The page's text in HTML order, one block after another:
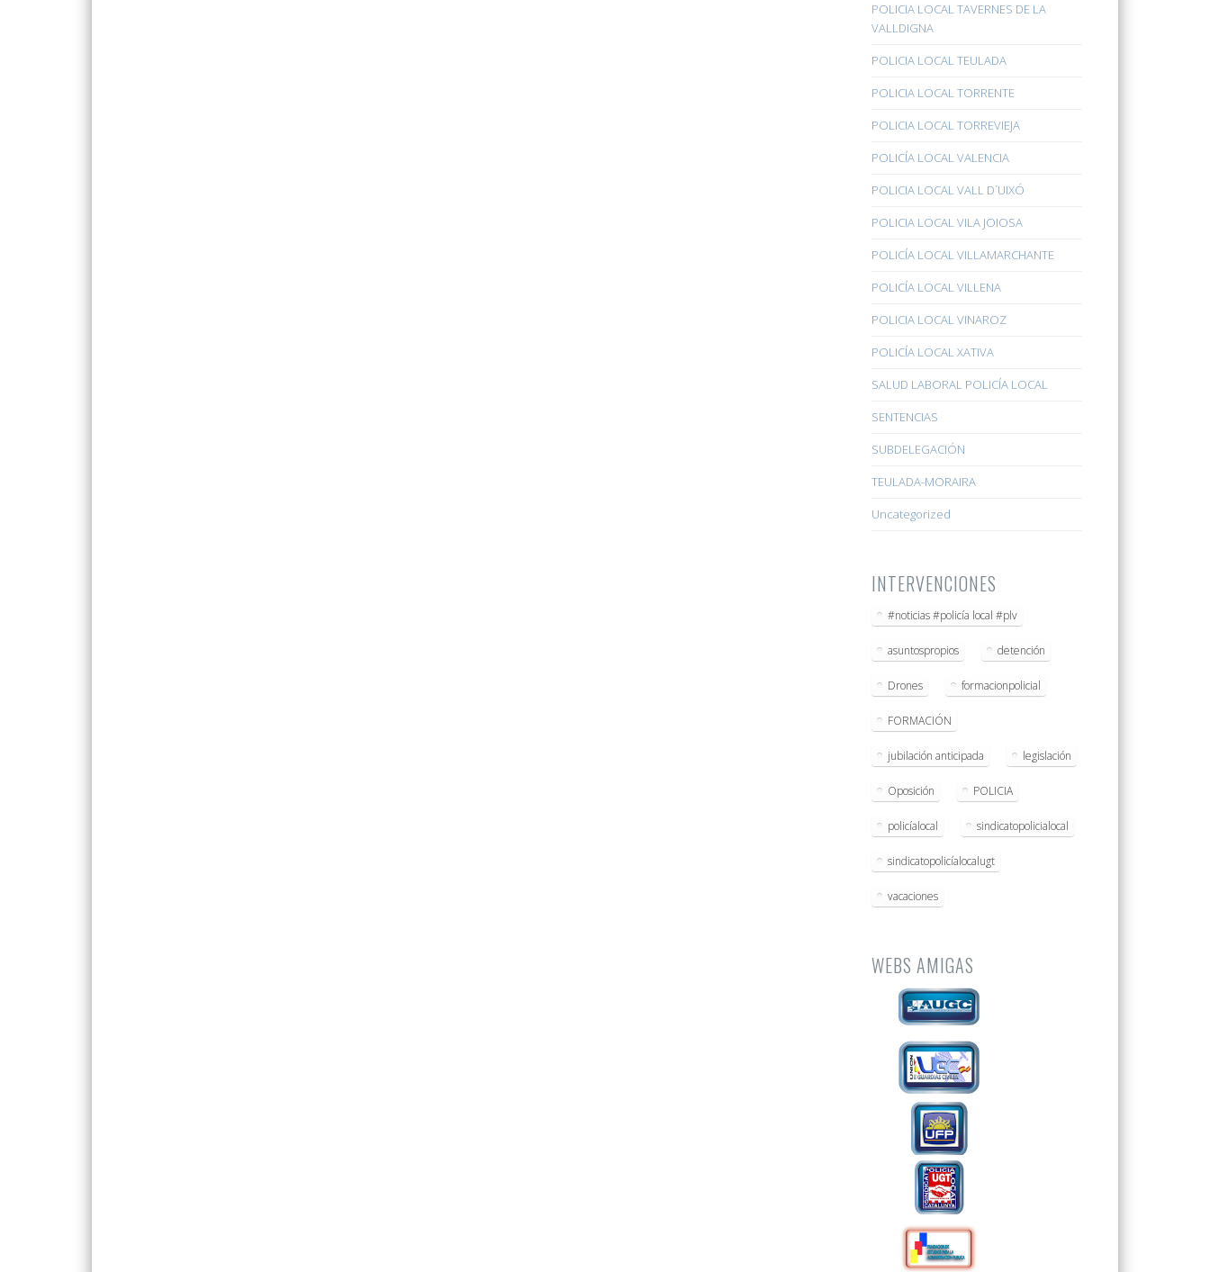
POLICIA LOCAL TAVERNES DE LA
VALLDIGNA
POLICIA LOCAL TEULADA
POLICIA LOCAL TORRENTE
POLICIA LOCAL TORREVIEJA
POLICÍA LOCAL VALENCIA
POLICIA LOCAL VALL D´UIXÓ
POLICIA LOCAL VILA JOIOSA
POLICÍA LOCAL VILLAMARCHANTE
POLICÍA LOCAL VILLENA
POLICIA LOCAL VINAROZ
POLICÍA LOCAL XATIVA
SALUD LABORAL POLICÍA LOCAL
SENTENCIAS
SUBDELEGACIÓN
TEULADA-MORAIRA
Uncategorized
INTERVENCIONES
#noticias #policía local #plv
asuntospropios detención
Drones formacionpolicial
FORMACIÓN
jubilación anticipada legislación
Oposición POLICIA
policíalocal sindicatopolicialocal
sindicatopolicíalocalugt
vacaciones
WEBS AMIGAS